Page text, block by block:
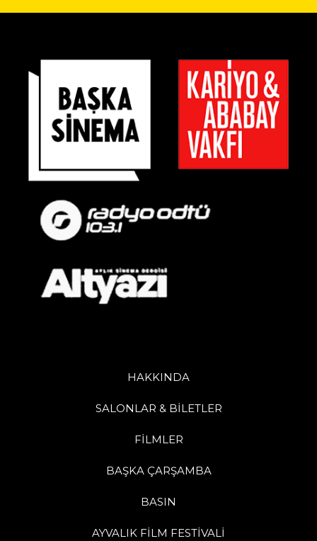
HAKKINDA
SALONLAR & BİLETLER
FİLMLER
BAŞKA ÇARŞAMBA
BASIN
AYVALIK FİLM FESTİVALİ